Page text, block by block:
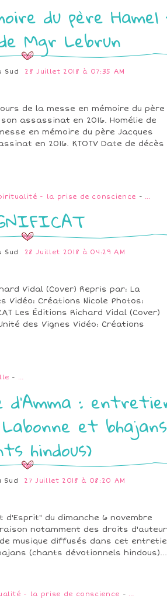
du père Hamel
Mgr Lebrun
Sud 28 Juillet 2018 à 07:35 AM
de la messe en mémoire du père
assassinat en 2016. Homélie de
en mémoire du père Jacques
en 2016. KTOTV Date de décès
- la prise de conscience - …
Sud 28 Juillet 2018 à 04:29 AM
Vidal (Cover) Repris par: La
Vidéo: Créations Nicole Photos:
Les Éditions Richard Vidal (Cover)
des Vignes Vidéo: Créations
- …
:
et bhajans
hindous)
Sud 27 Juillet 2018 à 08:20 AM
du dimanche 6 novembre
raison notamment des droits
musique diffusés dans cet
(chants dévotionnels hindous)...
- la prise de conscience - …